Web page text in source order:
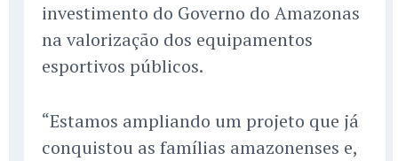
investimento do Governo do Amazonas
na valorização dos equipamentos
esportivos públicos.
“Estamos ampliando um projeto que já
conquistou as famílias amazonenses e,